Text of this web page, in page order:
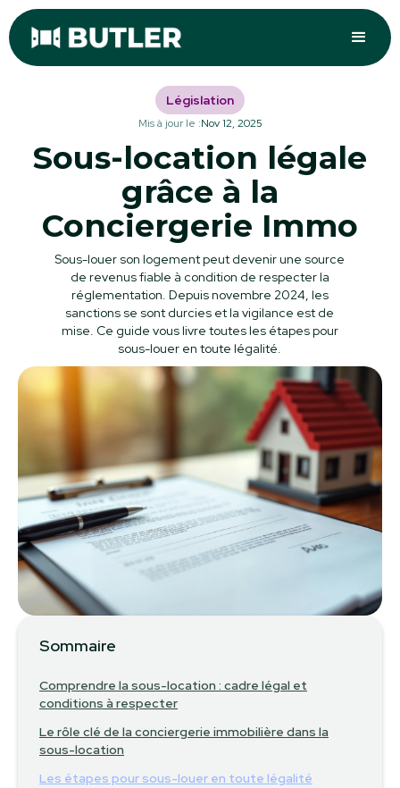
Législation
Mis à jour le :Nov 12, 2025
Sous-location légale
grâce à la
Conciergerie Immo
Sous-louer son logement peut devenir une source
de revenus fiable à condition de respecter la
réglementation. Depuis novembre 2024, les
sanctions se sont durcies et la vigilance est de
mise. Ce guide vous livre toutes les étapes pour
sous-louer en toute légalité.
Sommaire
Comprendre la sous-location : cadre légal et
conditions à respecter
Le rôle clé de la conciergerie immobilière dans la
sous-location
Les étapes pour sous-louer en toute légalité